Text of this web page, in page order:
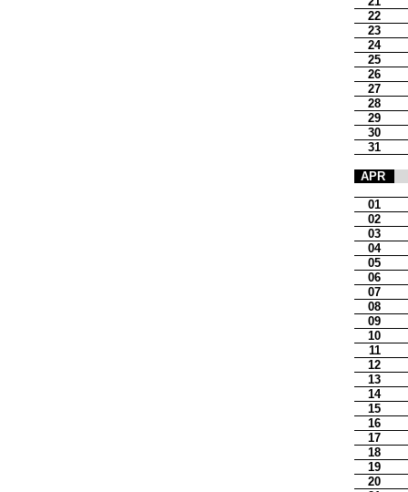
22
23
24
25
26
27
28
29
30
31
APR
01
02
03
04
05
06
07
08
09
10
11
12
13
14
15
16
17
18
19
20